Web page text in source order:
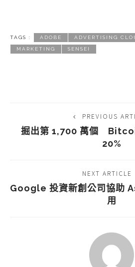
TAGS : ADOBE ADVERTISING
MARKETING SENSEI
PREVIOUS
掘出第 1,700 萬個
20%
NEXT ARTICLE
Google 投資新創公司協助
用